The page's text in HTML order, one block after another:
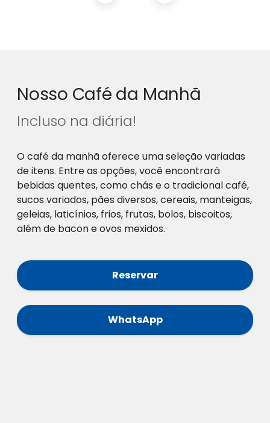
Nosso Café da Manhã
Incluso na diária!
O café da manhã oferece uma seleção variadas
de itens. Entre as opções, você encontrará
bebidas quentes, como chás e o tradicional café,
sucos variados, pães diversos, cereais, manteigas,
geleias, laticínios, frios, frutas, bolos, biscoitos,
além de bacon e ovos mexidos.
Reservar
WhatsApp